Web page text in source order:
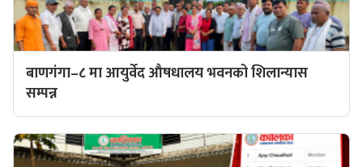
बाणगंगा–८ मा आयुर्वेद औषधालय भवनको शिलान्यास
सम्पन्न